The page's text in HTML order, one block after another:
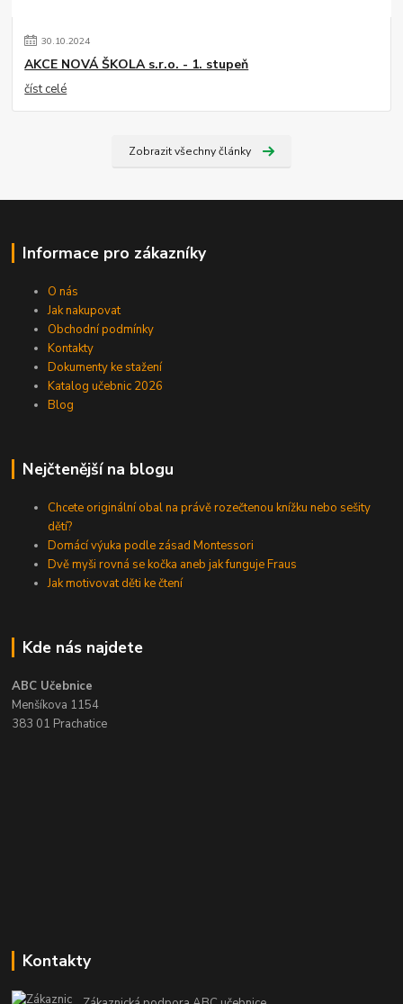
30.10.2024
AKCE NOVÁ ŠKOLA s.r.o. - 1. stupeň
číst celé
Zobrazit všechny články
Informace pro zákazníky
O nás
Jak nakupovat
Obchodní podmínky
Kontakty
Dokumenty ke stažení
Katalog učebnic 2026
Blog
Nejčtenější na blogu
Chcete originální obal na právě rozečtenou knížku nebo sešity
dětí?
Domácí výuka podle zásad Montessori
Dvě myši rovná se kočka aneb jak funguje Fraus
Jak motivovat děti ke čtení
Kde nás najdete
ABC Učebnice
Menšíkova 1154
383 01 Prachatice
Kontakty